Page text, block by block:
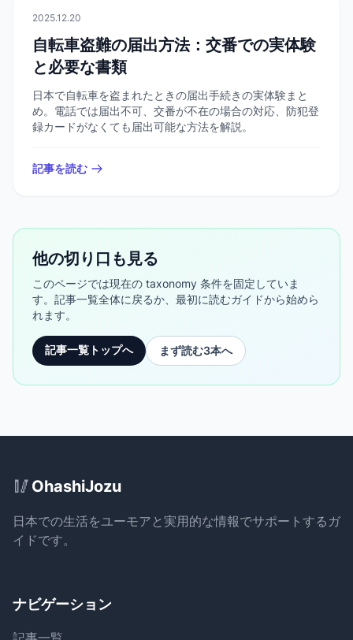
🏠日常生活
2025.12.20
自転車盗難の届出方法：交番での実体験
と必要な書類
日本で自転車を盗まれたときの届出手続きの実体験まと
め。電話では届出不可、交番が不在の場合の対応、防犯登
録カードがなくても届出可能な方法を解説。
記事を読む
他の切り口も見る
このページでは現在の taxonomy 条件を固定していま
す。記事一覧全体に戻るか、最初に読むガイドから始めら
れます。
記事一覧トップへ まず読む3本へ
Site Footer
🥢 OhashiJozu
日本での生活をユーモアと実用的な情報でサポートするガ
イドです。
ナビゲーション